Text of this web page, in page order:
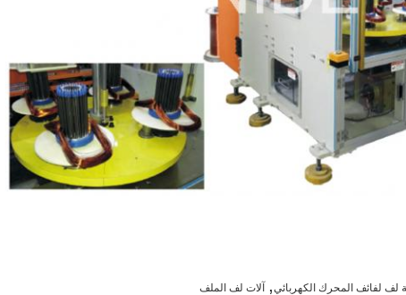
لف لفائف المحرك الكهربائي آلات لف الملف